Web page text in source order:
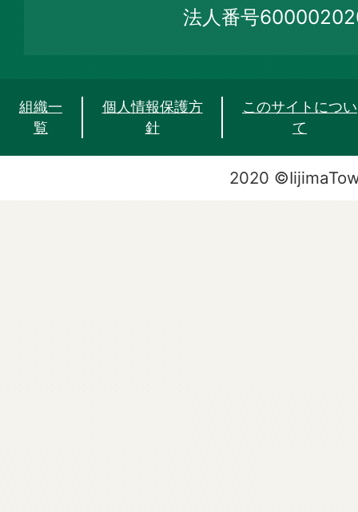
法人番号
組織一
覧
個人情報保護方
針
このサイトについ
て
2020